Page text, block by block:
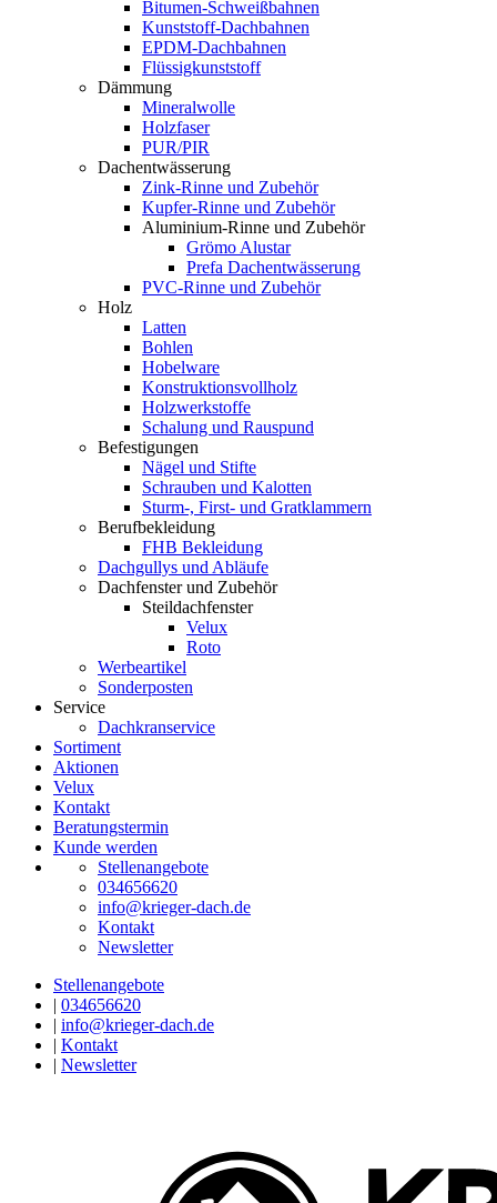
Bitumen-Schweißbahnen
Kunststoff-Dachbahnen
EPDM-Dachbahnen
Flüssigkunststoff
Dämmung
Mineralwolle
Holzfaser
PUR/PIR
Dachentwässerung
Zink-Rinne und Zubehör
Kupfer-Rinne und Zubehör
Aluminium-Rinne und Zubehör
Grömo Alustar
Prefa Dachentwässerung
PVC-Rinne und Zubehör
Holz
Latten
Bohlen
Hobelware
Konstruktionsvollholz
Holzwerkstoffe
Schalung und Rauspund
Befestigungen
Nägel und Stifte
Schrauben und Kalotten
Sturm-, First- und Gratklammern
Berufbekleidung
FHB Bekleidung
Dachgullys und Abläufe
Dachfenster und Zubehör
Steildachfenster
Velux
Roto
Werbeartikel
Sonderposten
Service
Dachkranservice
Sortiment
Aktionen
Velux
Kontakt
Beratungstermin
Kunde werden
Stellenangebote
034656620
info@krieger-dach.de
Kontakt
Newsletter
Stellenangebote
| 034656620
| info@krieger-dach.de
| Kontakt
| Newsletter